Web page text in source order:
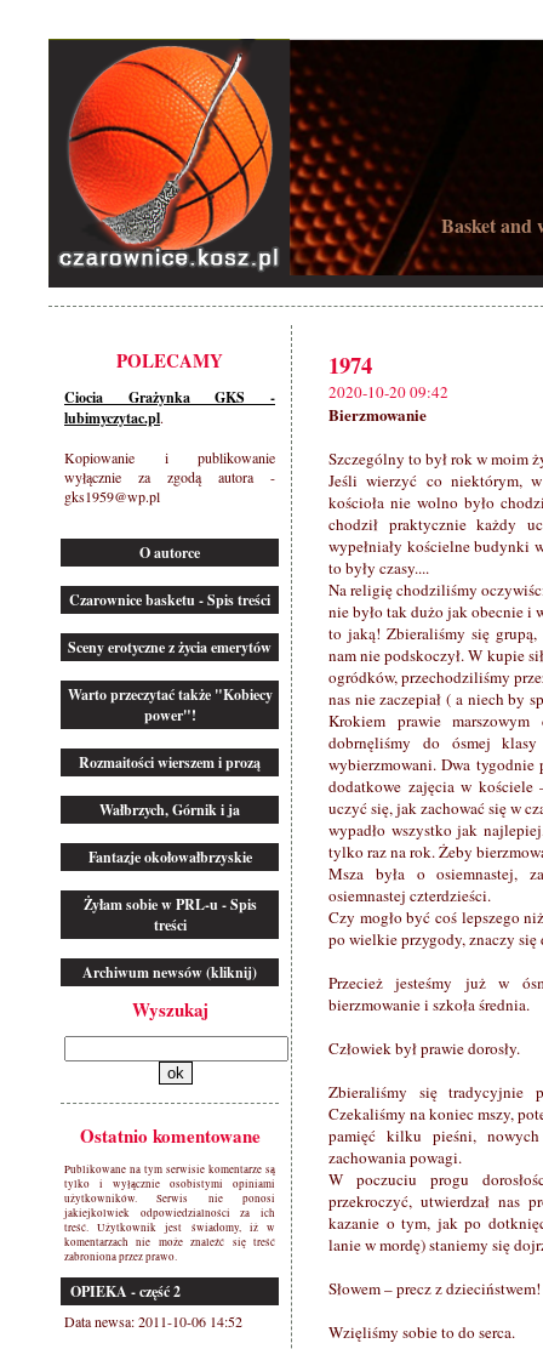
Basket and
POLECAMY
Ciocia Grażynka GKS -
lubimyczytac.pl.
Kopiowanie i publikowanie
wyłącznie za zgodą autora -
gks1959@wp.pl
O autorce
Czarownice basketu - Spis treści
Sceny erotyczne z życia emerytów
Warto przeczytać także "Kobiecy
power"!
Rozmaitości wierszem i prozą
Wałbrzych, Górnik i ja
Fantazje okołowałbrzyskie
Żyłam sobie w PRL-u - Spis
treści
Archiwum newsów (kliknij)
Wyszukaj
Ostatnio komentowane
Publikowane na tym serwisie komentarze są
tylko i wyłącznie osobistymi opiniami
użytkowników. Serwis nie ponosi
jakiejkolwiek odpowiedzialności za ich
treść. Użytkownik jest świadomy, iż w
komentarzach nie może znaleźć się treść
zabroniona przez prawo.
OPIEKA - część 2
Data newsa: 2011-10-06 14:52
1974
2020-10-20 09:42
Bierzmowanie
Szczególny to był rok w moim
Jeśli wierzyć co niektórym,
kościoła nie wolno było
chodził praktycznie każdy
wypełniały kościelne budynki
to były czasy....
Na religię chodziliśmy
nie było tak dużo jak obecnie i
to jaką! Zbieraliśmy się
nam nie podskoczył. W kupie
ogródków, przechodziliśmy
nas nie zaczepiał ( a niech by
Krokiem prawie
dobrnęliśmy do ósmej
wybierzmowani. Dwa tygodnie
dodatkowe zajęcia w
uczyć się, jak zachować się w
wypadło wszystko jak
tylko raz na rok. Żeby
Msza była o osiemnastej,
osiemnastej czterdzieści.
Czy mogło być coś lepszego
po wielkie przygody, znaczy
Przecież jesteśmy już w
bierzmowanie i szkoła średnia.
Człowiek był prawie dorosły.
Zbieraliśmy się tradycyjnie
Czekaliśmy na koniec mszy,
pamięć kilku pieśni,
zachowania powagi.
W poczuciu progu
przekroczyć, utwierdzał nas
kazanie o tym, jak po
lanie w mordę) staniemy się
Słowem – precz z dzieciństwem!
Wzięliśmy sobie to do serca.